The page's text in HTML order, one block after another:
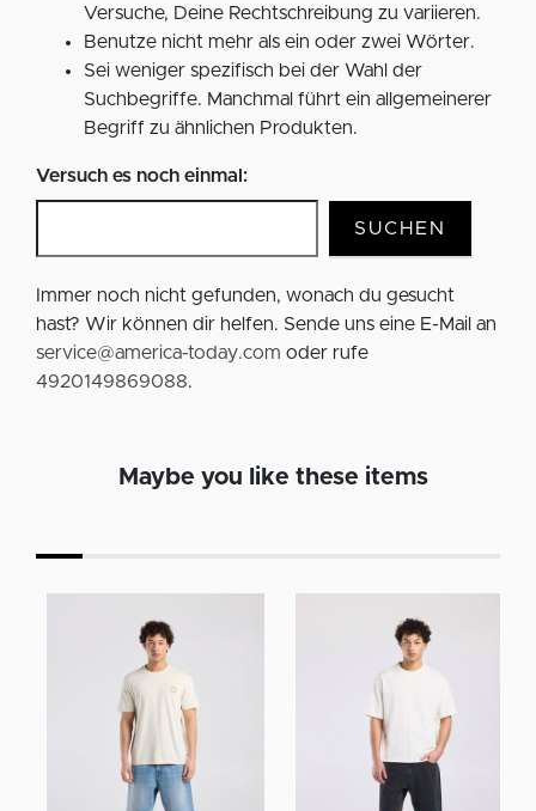
Versuche, Deine Rechtschreibung zu variieren.
Benutze nicht mehr als ein oder zwei Wörter.
Sei weniger spezifisch bei der Wahl der
Suchbegriffe. Manchmal führt ein allgemeinerer
Begriff zu ähnlichen Produkten.
Versuch es noch einmal:
SUCHEN
Immer noch nicht gefunden, wonach du gesucht
hast? Wir können dir helfen. Sende uns eine E-Mail an
service@america-today.com oder rufe
4920149869088.
Maybe you like these items